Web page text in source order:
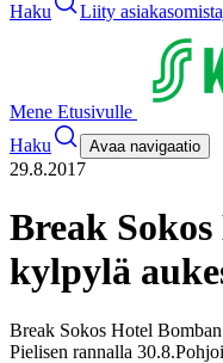
Haku Liity
Mene Etusivulle
Haku
Avaa navigaatio
29.8.2017
Break
kylpylä
Break Sokos Hotel
Pielisen rannalla 30.8.